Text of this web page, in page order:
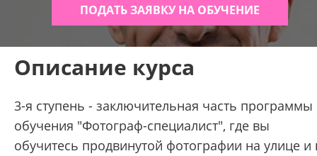
ПОДАТЬ ЗАЯВКУ НА ОБУЧЕНИЕ
Описание курса
3-я ступень - заключительная часть программы
обучения "Фотограф-специалист", где вы
обучитесь продвинутой фотографии на улице и